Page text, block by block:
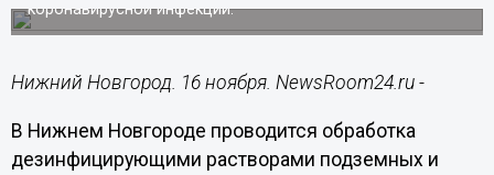
коронавирусной инфекции.
Нижний Новгород. 16 ноября. NewsRoom24.ru -
В Нижнем Новгороде проводится обработка
дезинфицирующими растворами подземных и